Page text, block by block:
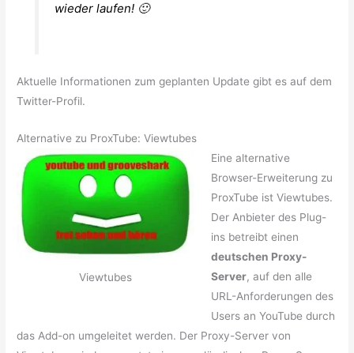
wieder laufen! 🙂
Aktuelle Informationen zum geplanten Update gibt es auf dem
Twitter-Profil.
Alternative zu ProxTube: Viewtubes
Viewtubes
Eine alternative
Browser-Erweiterung zu
ProxTube ist Viewtubes.
Der Anbieter des Plug-
ins betreibt einen
deutschen Proxy-
Server, auf den alle
URL-Anforderungen des
Users an YouTube durch
das Add-on umgeleitet werden. Der Proxy-Server von